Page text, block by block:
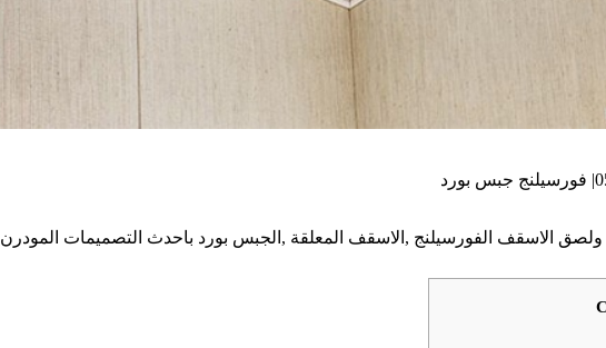
الاسقف الفورسيلنج ,الاسقف المعلقة ,الجبس بورد باحدث التصميمات المودرن